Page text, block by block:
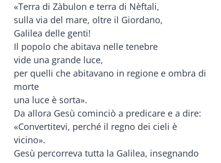
«Terra di Zàbulon e terra di Nèftali,
sulla via del mare, oltre il Giordano,
Galilea delle genti!
Il popolo che abitava nelle tenebre
vide una grande luce,
per quelli che abitavano in regione e ombra di
morte
una luce è sorta».
Da allora Gesù cominciò a predicare e a dire:
«Convertitevi, perché il regno dei cieli è
vicino».
Gesù percorreva tutta la Galilea, insegnando